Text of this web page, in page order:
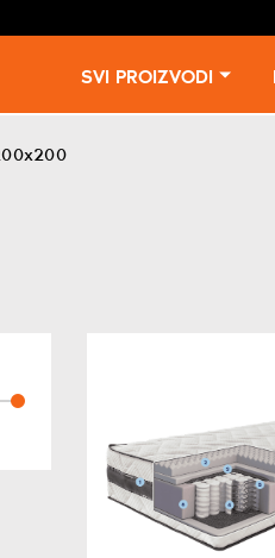
SVI PROIZVODI